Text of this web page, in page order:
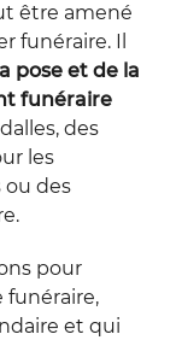
être amené
funéraire. Il
pose et de la
funéraire
des
les
ou des
pour
funéraire,
et qui